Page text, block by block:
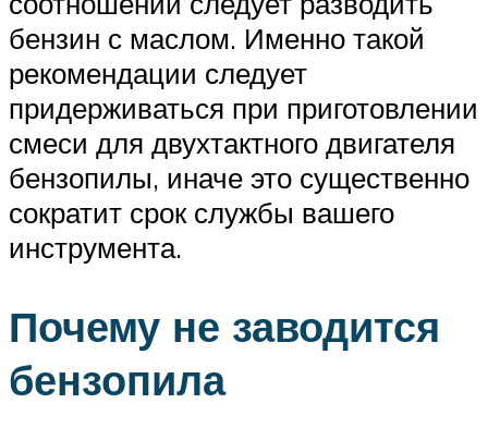
бензин с маслом. Именно такой
рекомендации следует
придерживаться при приготовлении
смеси для двухтактного двигателя
бензопилы, иначе это существенно
сократит срок службы вашего
инструмента.
Почему не заводится
бензопила